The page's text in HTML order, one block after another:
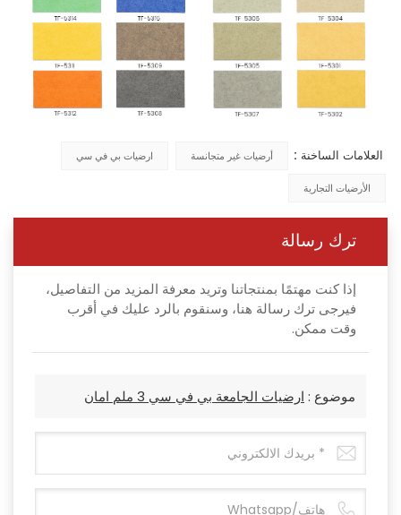
العلامات الساخنة : أرضيات غير متجانسة ارضيات بي في سي
الأرضيات التجارية
ترك رسالة
إذا كنت مهتمًا بمنتجاتنا وتريد معرفة المزيد من التفاصيل،
فيرجى ترك رسالة هنا، وسنقوم بالرد عليك في أقرب
وقت ممكن.
موضوع : ارضيات الجامعة بي في سي 3 ملم امان